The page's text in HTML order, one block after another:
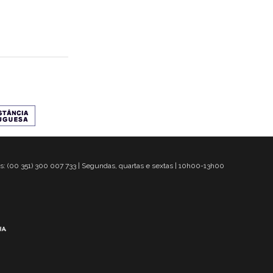
(00 351) 300 007 733 | Segundas, quartas e sextas | 10h00-13h00